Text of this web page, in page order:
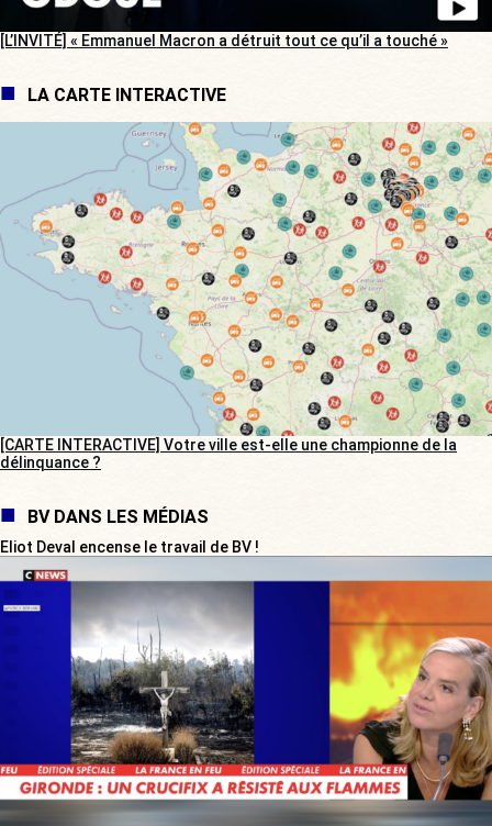
[L’INVITÉ] « Emmanuel Macron a détruit tout ce qu’il a touché »
LA CARTE INTERACTIVE
[CARTE INTERACTIVE] Votre ville est-elle une championne de la
délinquance ?
BV DANS LES MÉDIAS
Eliot Deval encense le travail de BV !